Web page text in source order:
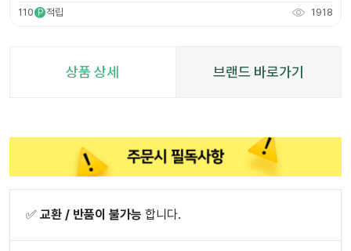
110 P 적립 1918
상품 상세 브랜드 바로가기
✅ 교환 / 반품이 불가능 합니다.